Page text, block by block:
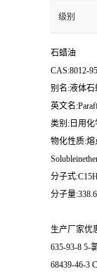
级别
石蜡油
CAS:8012-
别名:液体石
英文名
类别:日用
物化性质:熔
分子式
分子量
生产厂家优
635-93-8 5-
68439-46-3